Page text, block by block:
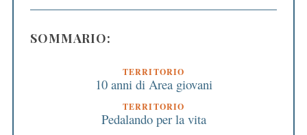
SOMMARIO:
TERRITORIO
10 anni di Area giovani
TERRITORIO
Pedalando per la vita